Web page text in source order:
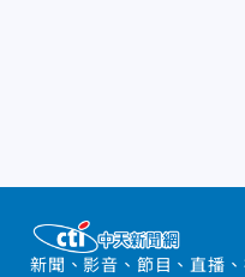
新聞、影音、節目、直播